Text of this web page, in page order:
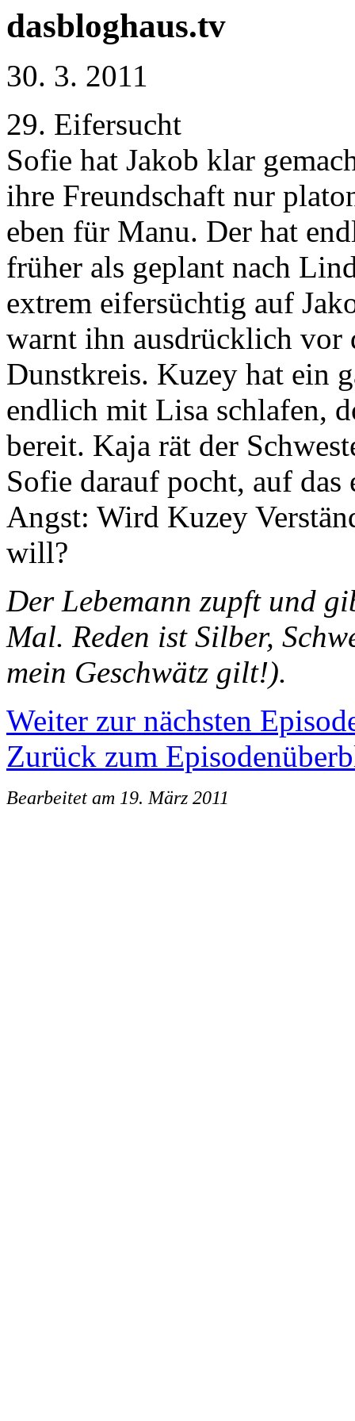
dasbloghaus.tv
30. 3. 2011
29. Eifersucht
Sofie hat Jakob klar
ihre Freundschaft nur
eben für Manu. Der hat
früher als geplant nach
extrem eifersüchtig auf
warnt ihn ausdrücklich vor
Dunstkreis. Kuzey hat ein
endlich mit Lisa schlafen,
bereit. Kaja rät der
Sofie darauf pocht, auf
Angst: Wird Kuzey
will?
Der Lebemann zupft und
Mal. Reden ist Silber,
mein Geschwätz gilt!).
Weiter zur nächsten
Zurück zum
Bearbeitet am 19. März 2011